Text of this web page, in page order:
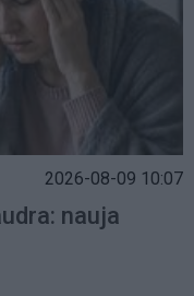
2026-08-09 10:07
nauja